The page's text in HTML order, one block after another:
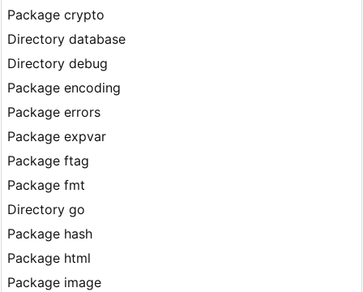
Package crypto
Directory database
Directory debug
Package encoding
Package errors
Package expvar
Package ftag
Package fmt
Directory go
Package hash
Package html
Package image